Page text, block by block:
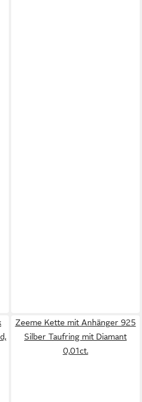
Zeeme Kette mit Anhänger 925
Silber Taufring mit Diamant
0,01ct.